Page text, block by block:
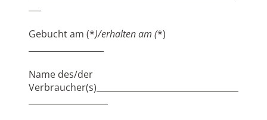
Gebucht am (*)/erhalten am (*)
Name des/der
Verbraucher(s)__________________________________